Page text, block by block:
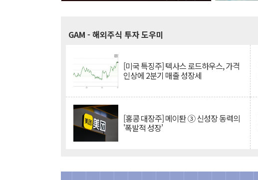
GAM - 해외주식 투자 도우미
[미국 특징주] 텍사스 로드하우스, 가격
인상에 2분기 매출 성장세
[홍콩 대장주] 메이퇀 ③ 신성장 동력의
'폭발적 성장'